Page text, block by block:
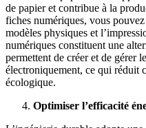
de papier et contribue à la
fiches numériques, vous
modèles physiques et
numériques constituent une
permettent de créer et de gérer
électroniquement, ce qui réduit
écologique.
Optimiser l’efficacité